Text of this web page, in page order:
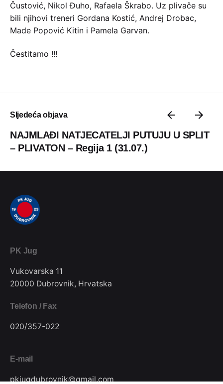
Čustović, Nikol Đuho, Rafaela Škrabo. Uz plivače su
bili njihovi treneri Gordana Kostić, Andrej Drobac,
Made Popović Kitin i Pamela Garvan.
Čestitamo !!!
Sljedeća objava
NAJMLAĐI NATJECATELJI PUTUJU U SPLIT
– PLIVATON – Regija 1 (31.07.)
PK Jug
Vukovarska 11
20000 Dubrovnik, Hrvatska
Telefon / Fax
020/357-022
E-mail
pkjugdubrovnik@gmail.com